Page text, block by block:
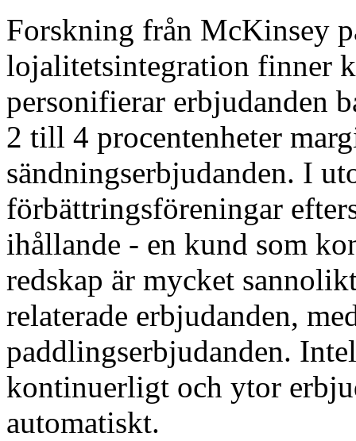
Forskning från McKinsey
lojalitetsintegration finner
personifierar erbjudanden
2 till 4 procentenheter
sändningserbjudanden. I
förbättringsföreningar
ihållande - en kund som
redskap är mycket
relaterade erbjudanden,
paddlingserbjudanden.
kontinuerligt och ytor
automatiskt.